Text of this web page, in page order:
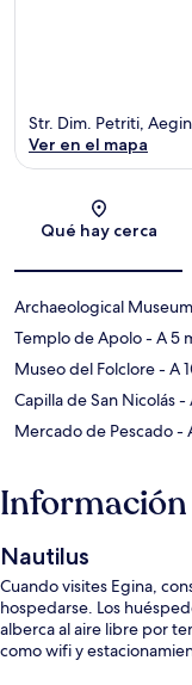
Str. Dim. Petriti,
Ver en el mapa
Qué hay cerca
Archaeological
Templo de Apolo- A 5
Museo del Folclore- A
Capilla de San Nicolás-
Mercado de Pescado-
Información
Nautilus
Cuando visites Egina,
hospedarse. Los
alberca al aire libre por
como wifi y